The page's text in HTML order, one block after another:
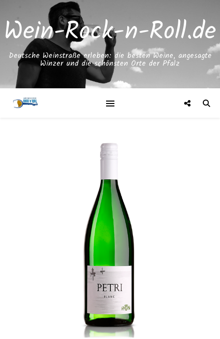
Wein-Rock-n-Roll.de
Deutsche Weinstraße erleben: die besten Weine, angesagte
Winzer und die schönsten Orte der Pfalz